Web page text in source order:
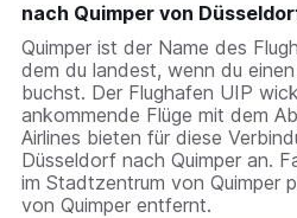
nach Quimper von
Quimper ist der Name des
dem du landest, wenn du
buchst. Der Flughafen UIP
ankommende Flüge mit dem
Airlines bieten für diese
Düsseldorf nach Quimper an.
im Stadtzentrum von Quimper
von Quimper entfernt.